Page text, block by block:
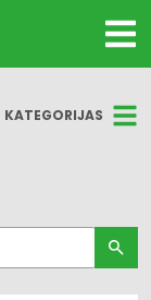
KATEGORIJAS